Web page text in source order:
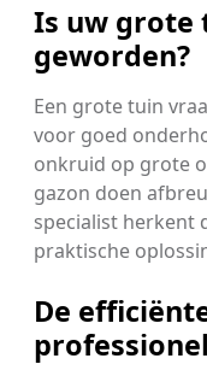
Is uw grote
geworden?
Een grote tuin
voor goed
onkruid op grote
gazon doen
specialist herkent
praktische
De